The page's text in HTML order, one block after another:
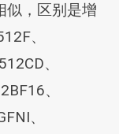
似，区别是增
、
、
、
、